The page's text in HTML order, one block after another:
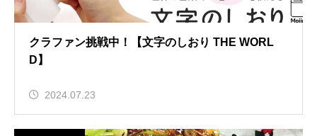
クラファン挑戦中！【文字のしおり THE WORL
D】
2024.07.23